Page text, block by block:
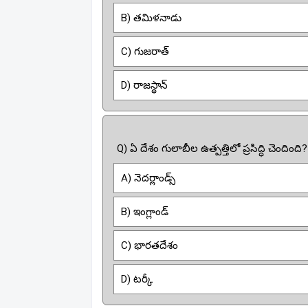
B) తమిళనాడు
C) గుజరాత్
D) రాజస్థాన్
Q) ఏ దేశం గులాబీల ఉత్పత్తిలో ప్రసిద్ధి చెందింది?
A) నెదర్లాండ్స్
B) ఇంగ్లాండ్
C) భారతదేశం
D) టర్కీ